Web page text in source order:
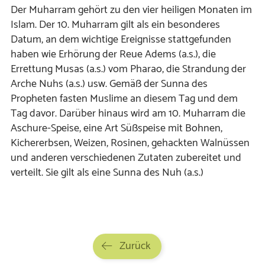
Der Muharram gehört zu den vier heiligen Monaten im
Islam. Der 10. Muharram gilt als ein besonderes
Datum, an dem wichtige Ereignisse stattgefunden
haben wie Erhörung der Reue Adems (a.s.), die
Errettung Musas (a.s.) vom Pharao, die Strandung der
Arche Nuhs (a.s.) usw. Gemäß der Sunna des
Propheten fasten Muslime an diesem Tag und dem
Tag davor. Darüber hinaus wird am 10. Muharram die
Aschure-Speise, eine Art Süßspeise mit Bohnen,
Kichererbsen, Weizen, Rosinen, gehackten Walnüssen
und anderen verschiedenen Zutaten zubereitet und
verteilt. Sie gilt als eine Sunna des Nuh (a.s.)
Zurück